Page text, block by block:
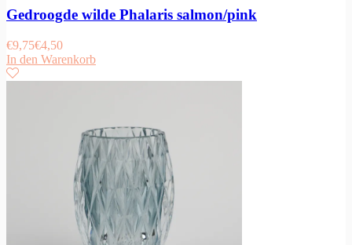
Gedroogde wilde Phalaris salmon/pink
€9,75€4,50
In den Warenkorb